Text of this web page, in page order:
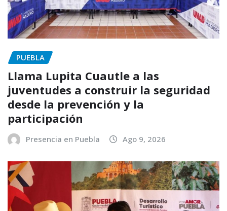
PUEBLA
Llama Lupita Cuautle a las
juventudes a construir la seguridad
desde la prevención y la
participación
Presencia en Puebla Ago 9, 2026